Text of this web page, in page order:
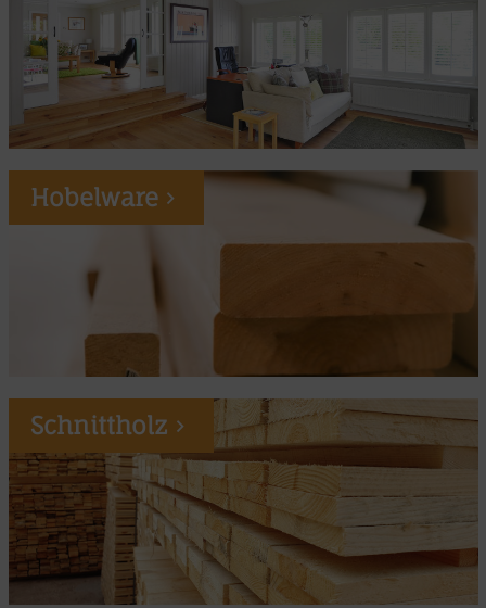
Hobelware
Schnittholz